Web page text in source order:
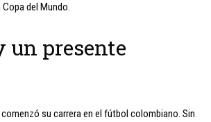
del Mundo.
un presente
su carrera en el fútbol colombiano. Sin